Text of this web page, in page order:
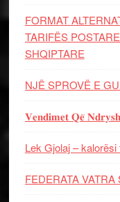
FORMAT
TARIFËS
SHQIPTARE
NJË SPROVË E
𝐕𝐞𝐧𝐝𝐢𝐦𝐞𝐭 𝐐𝐞̈
Lek Gjolaj –
FEDERATA